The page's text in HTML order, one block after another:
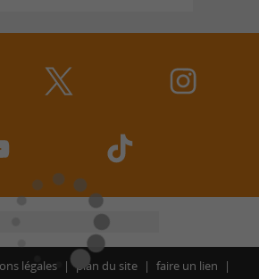
légales plan du site faire un lien